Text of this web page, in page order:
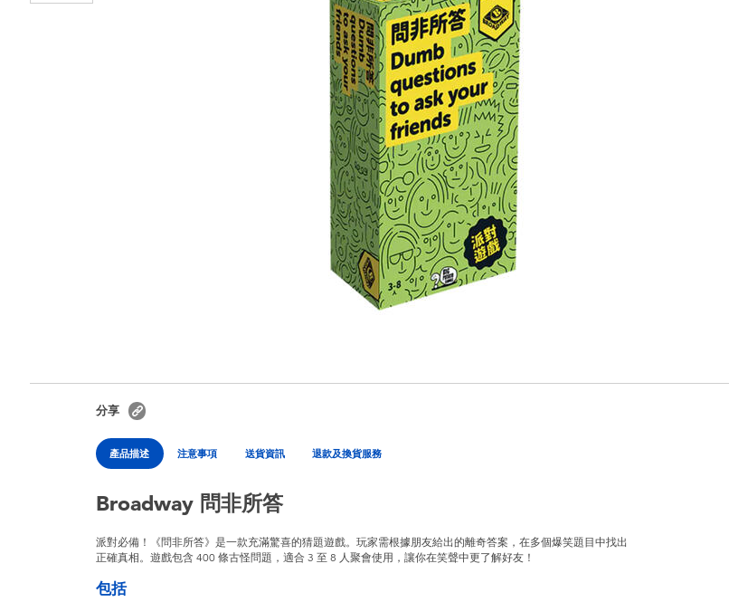
分享
產品描述 注意事項 送貨資訊 退款及換貨服務
Broadway 問非所答
派對必備！《問非所答》是一款充滿驚喜的猜題遊戲。玩家需根據朋友給出的離奇答案，在多個爆笑題目中找出
正確真相。遊戲包含 400 條古怪問題，適合 3 至 8 人聚會使用，讓你在笑聲中更了解好友！
包括